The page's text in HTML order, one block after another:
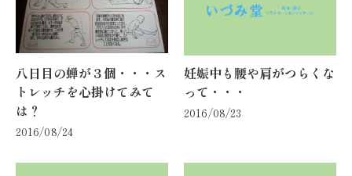
八日目の蝉が３個・・・ス
トレッチを心掛けてみて
は？
2016/08/24
妊娠中も腰や肩がつらくな
って・・・
2016/08/23